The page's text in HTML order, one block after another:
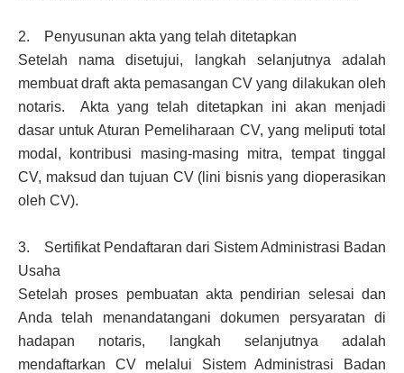
2. Penyusunan akta yang telah ditetapkan
Setelah nama disetujui, langkah selanjutnya adalah
membuat draft akta pemasangan CV yang dilakukan oleh
notaris. Akta yang telah ditetapkan ini akan menjadi
dasar untuk Aturan Pemeliharaan CV, yang meliputi total
modal, kontribusi masing-masing mitra, tempat tinggal
CV, maksud dan tujuan CV (lini bisnis yang dioperasikan
oleh CV).
3. Sertifikat Pendaftaran dari Sistem Administrasi Badan
Usaha
Setelah proses pembuatan akta pendirian selesai dan
Anda telah menandatangani dokumen persyaratan di
hadapan notaris, langkah selanjutnya adalah
mendaftarkan CV melalui Sistem Administrasi Badan